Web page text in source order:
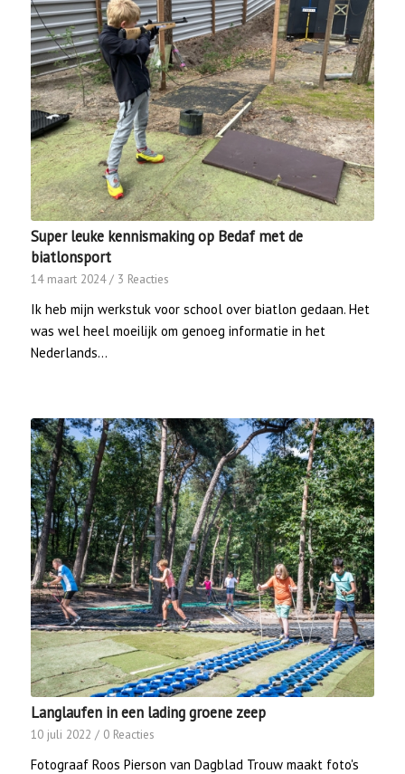
Super leuke kennismaking op Bedaf met de
biatlonsport
14 maart 2024 / 3 Reacties
Ik heb mijn werkstuk voor school over biatlon gedaan. Het
was wel heel moeilijk om genoeg informatie in het
Nederlands…
Langlaufen in een lading groene zeep
10 juli 2022 / 0 Reacties
Fotograaf Roos Pierson van Dagblad Trouw maakt foto's